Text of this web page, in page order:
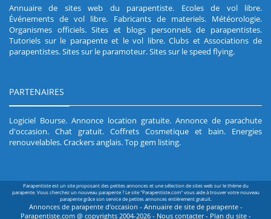
Annuaire de sites web du parapentiste. Ecoles de vol libre.
Événements de vol libre. Fabricants de materiels. Météorologie.
Organismes officiels.Sites et blogs personnels de parapentistes.
Tutoriels sur le parapente et le vol libre.Clubs et Associations de
parapentistes.Sites sur le paramoteur.Sites sur le speed flying.
PARTENAIRES
Logiciel Bourse. Annonce location gratuite. Annonce de parachute
d'occasion. Chat gratuit. Coffrets Cosmetique et bain. Energies
renouvelables.Crackers anglais.Top gem listing.
Parapentiste est un site proposant des petites annonces et une sélection de sites web sur le thème du
parapente. Vous cherchez un nouveau parapente ? Le site "Parapentiste.com" vous aide à trouver votre nouveau
parapente grâce son service de petites annonces entièrement gratuit.
Annonces de parapente d'occasion - Annuaire de site de parapente -
Parapentiste.com @ copyrights 2004-2026 - Nous contacter- Plan du site-